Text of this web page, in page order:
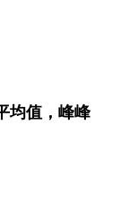
均值，峰峰